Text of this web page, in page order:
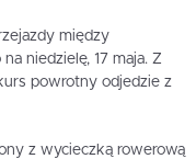
między
niedzielę, 17 maja. Z
powrotny odjedzie z
z wycieczką rowerową